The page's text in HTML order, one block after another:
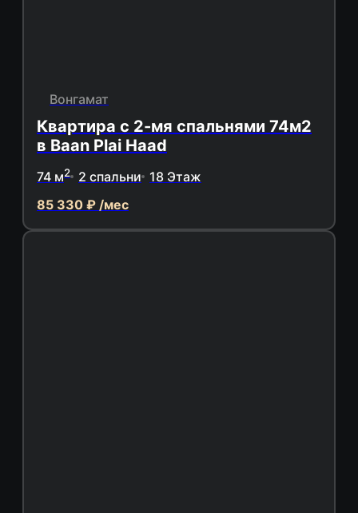
Вонгамат
Квартира с 2-мя спальнями 74м2
в Baan Plai Haad
74 м2 2 спальни 18 Этаж
85 330 ₽ /мес